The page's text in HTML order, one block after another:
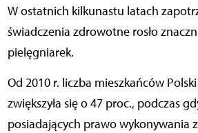
W ostatnich kilkunastu latach
świadczenia zdrowotne rosło
pielęgniarek.
Od 2010 r. liczba mieszkańców
zwiększyła się o 47 proc., podczas
posiadających prawo wykonywania